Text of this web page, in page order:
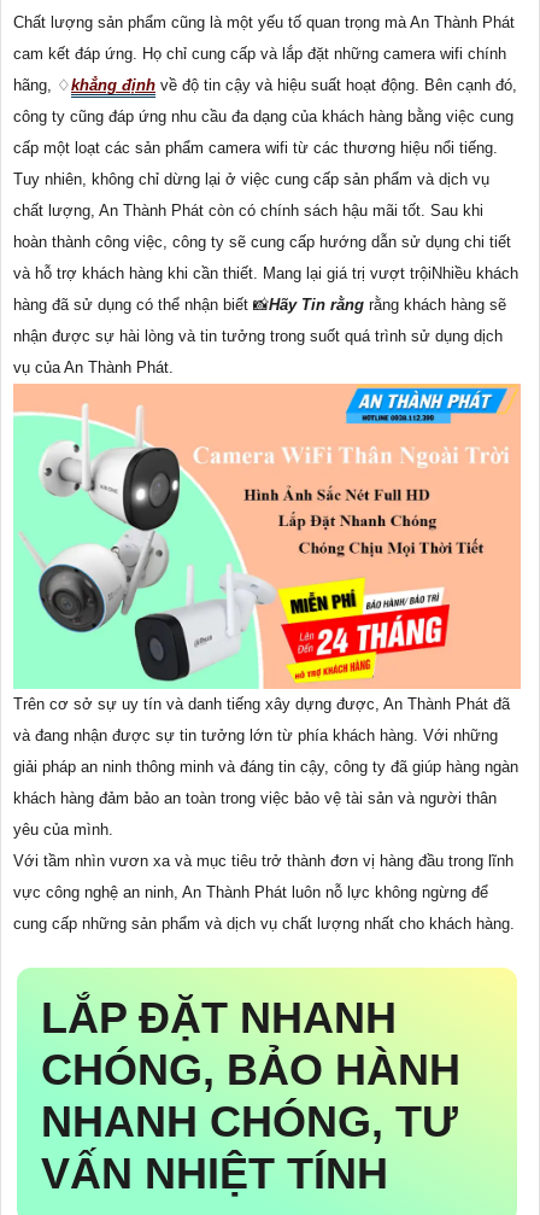
Chất lượng sản phẩm cũng là một yếu tố quan trọng mà An Thành Phát
cam kết đáp ứng. Họ chỉ cung cấp và lắp đặt những camera wifi chính
hãng, ♢khẳng định về độ tin cậy và hiệu suất hoạt động. Bên cạnh đó,
công ty cũng đáp ứng nhu cầu đa dạng của khách hàng bằng việc cung
cấp một loạt các sản phẩm camera wifi từ các thương hiệu nổi tiếng.
Tuy nhiên, không chỉ dừng lại ở việc cung cấp sản phẩm và dịch vụ
chất lượng, An Thành Phát còn có chính sách hậu mãi tốt. Sau khi
hoàn thành công việc, công ty sẽ cung cấp hướng dẫn sử dụng chi tiết
và hỗ trợ khách hàng khi cần thiết. Mang lại giá trị vượt trộiNhiều khách
hàng đã sử dụng có thể nhận biết 📸Hãy Tin rằng rằng khách hàng sẽ
nhận được sự hài lòng và tin tưởng trong suốt quá trình sử dụng dịch
vụ của An Thành Phát.
Trên cơ sở sự uy tín và danh tiếng xây dựng được, An Thành Phát đã
và đang nhận được sự tin tưởng lớn từ phía khách hàng. Với những
giải pháp an ninh thông minh và đáng tin cậy, công ty đã giúp hàng ngàn
khách hàng đảm bảo an toàn trong việc bảo vệ tài sản và người thân
yêu của mình.
Với tầm nhìn vươn xa và mục tiêu trở thành đơn vị hàng đầu trong lĩnh
vực công nghệ an ninh, An Thành Phát luôn nỗ lực không ngừng để
cung cấp những sản phẩm và dịch vụ chất lượng nhất cho khách hàng.
LẮP ĐẶT NHANH
CHÓNG, BẢO HÀNH
NHANH CHÓNG, TƯ
VẤN NHIỆT TÍNH